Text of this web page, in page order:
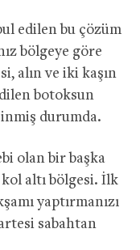
edilen bu çözüm
bölgeye göre
alın ve iki kaşın
botoksun
durumda.
olan bir başka
altı bölgesi. İlk
yaptırmanızı
sabahtan